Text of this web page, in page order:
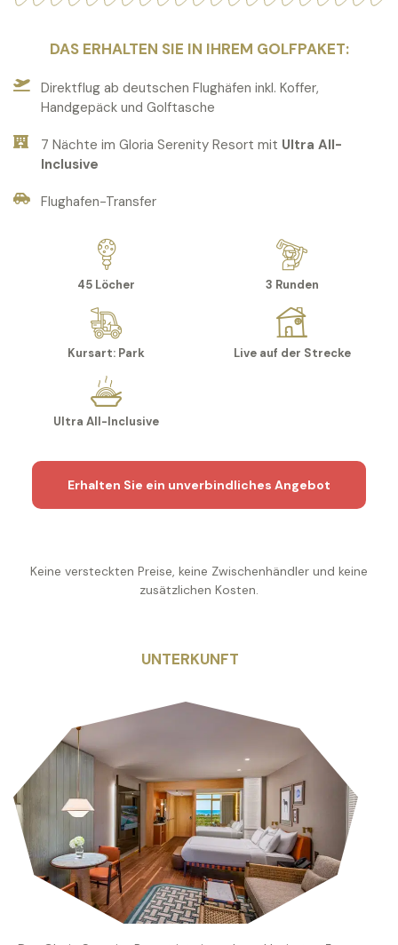
DAS ERHALTEN SIE IN IHREM GOLFPAKET:
Direktflug ab deutschen Flughäfen inkl. Koffer,
Handgepäck und Golftasche
7 Nächte im Gloria Serenity Resort mit Ultra All-
Inclusive
Flughafen-Transfer
45 Löcher 3 Runden
Kursart: Park Live auf der Strecke
Ultra All-Inclusive
Erhalten Sie ein unverbindliches Angebot
Keine versteckten Preise, keine Zwischenhändler und keine
zusätzlichen Kosten.
UNTERKUNFT